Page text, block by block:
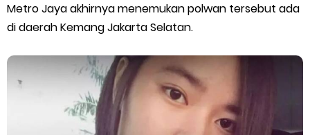
Enroute Drop: Arti dan Penjelasan Resi Gosend
Cara Transfer Gopay ke Shopeepay Tanpa Potongan
Cara Ping Server Shopee Food 2022
Cara Menghubungi CS Lalamove dan Jam Operasionalnya
Metro Jaya akhirnya menemukan polwan tersebut ada
di daerah Kemang Jakarta Selatan.